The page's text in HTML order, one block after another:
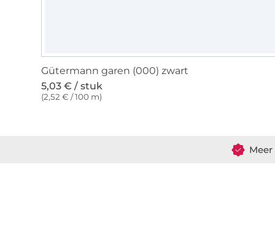
Gütermann garen (000) zwart
5,03 € / stuk
(2,52 € / 100 m)